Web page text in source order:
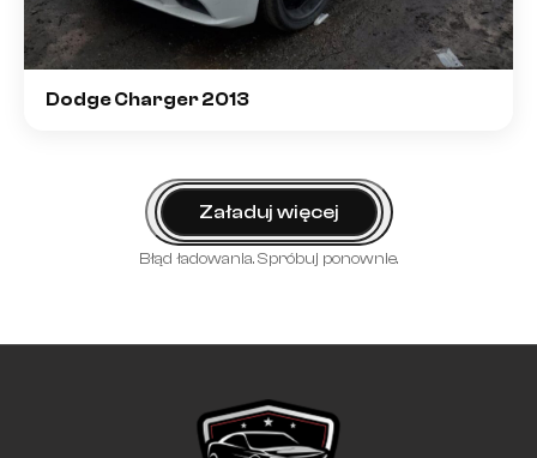
Dodge Charger 2013
Załaduj więcej
Błąd ładowania. Spróbuj ponownie.